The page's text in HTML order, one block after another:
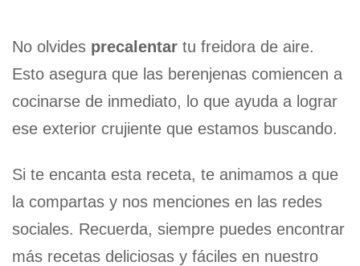
No olvides precalentar tu freidora de aire.
Esto asegura que las berenjenas comiencen a
cocinarse de inmediato, lo que ayuda a lograr
ese exterior crujiente que estamos buscando.
Si te encanta esta receta, te animamos a que
la compartas y nos menciones en las redes
sociales. Recuerda, siempre puedes encontrar
más recetas deliciosas y fáciles en nuestro